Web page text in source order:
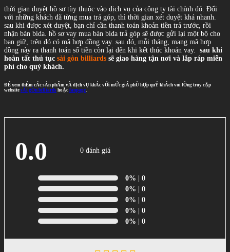
thời gian duyệt hồ sơ tùy thuộc vào dịch vụ của công ty tài chính đó. Đối
với những khách đã từng mua trả góp, thì thời gian xét duyệt khá nhanh.
sau khi được xét duyệt, bạn chỉ cần thanh toán khoản tiền trả trước, rồi
nhận bàn bida. hồ sơ vay mua bàn bida trả góp sẽ được gửi lại một bộ cho
bạn giữ, trên đó có mã hợp đồng vay. sau đó, mỗi tháng, mang mã hợp
đồng này ra thanh toán số tiền còn lại đến khi kết thúc khoản vay. sau khi
hoàn tất thủ tục sài gòn billiards sẽ giao hàng tận nơi và lắp ráp miễn
phí cho quý khách.
ĐỂ xem thÊm cÁc sẢn phẨm vÀ dỊch vỤ khÁc vỚi mỨc giÁ phÙ hỢp quÝ khÁch vui lÒng truy cẬp
website sÀi gÒn billiards hoẶc fanpage
0.0 0 đánh giá
0% | 0
0% | 0
0% | 0
0% | 0
0% | 0